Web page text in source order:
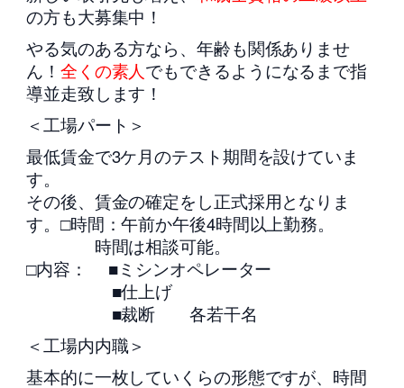
の方も大募集中！
やる気のある方なら、年齢も関係ありませ
ん！ 全くの素人でもできるようになるまで指
導並走致します！
＜工場パート＞
最低賃金で3ケ月のテスト期間を設けていま
す。
その後、賃金の確定をし正式採用となりま
す。□時間：午前か午後4時間以上勤務。
時間は相談可能。
□内容： ■ミシンオペレーター
■仕上げ
■裁断 各若干名
＜工場内内職＞
基本的に一枚していくらの形態ですが、時間